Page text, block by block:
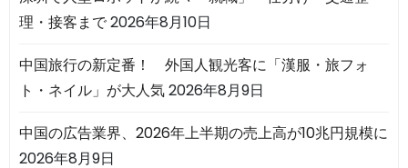
理・接客まで2026年8月10日
中国旅行の新定番！ 外国人観光客に「漢服・旅フォ
ト・ネイル」が大人気2026年8月9日
中国の広告業界、2026年上半期の売上高が10兆円規模に
2026年8月9日